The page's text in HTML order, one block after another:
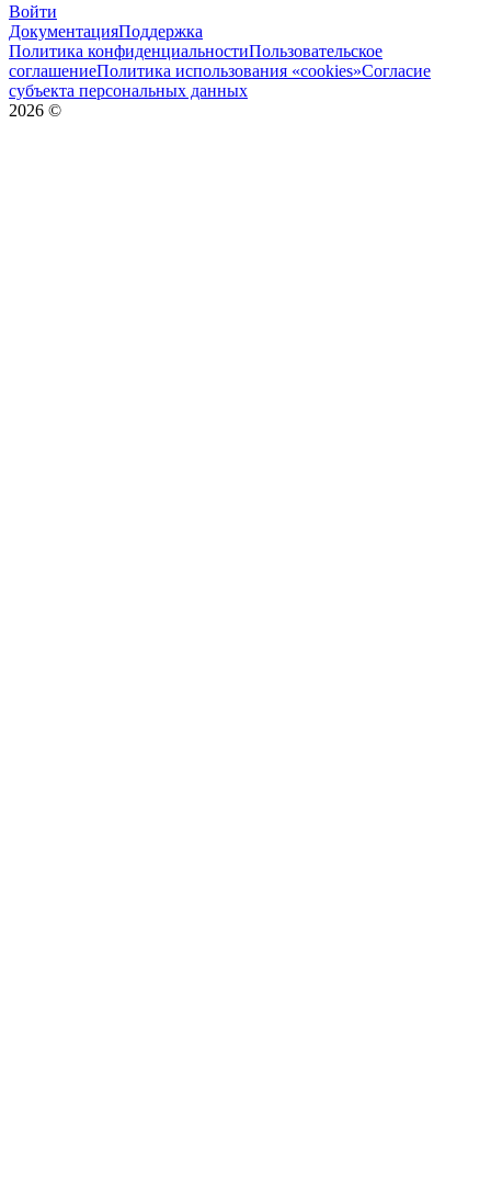
Войти
ДокументацияПоддержка
Политика конфиденциальностиПользовательское
соглашениеПолитика использования «cookies»Согласие
субъекта персональных данных
2026 ©